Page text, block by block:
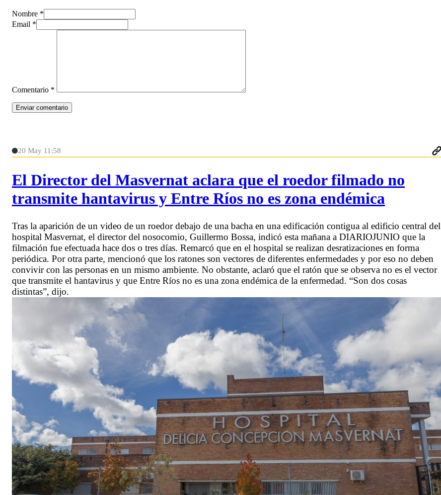
Nombre *
Email *
Comentario *
20 May 11:58
El Director del Masvernat aclara que el roedor filmado no
transmite hantavirus y Entre Ríos no es zona endémica
Tras la aparición de un video de un roedor debajo de una bacha en una edificación contigua al edificio central del
hospital Masvernat, el director del nosocomio, Guillermo Bossa, indicó esta mañana a DIARIOJUNIO que la
filmación fue efectuada hace dos o tres días. Remarcó que en el hospital se realizan desratizaciones en forma
periódica. Por otra parte, mencionó que los ratones son vectores de diferentes enfermedades y por eso no deben
convivir con las personas en un mismo ambiente. No obstante, aclaró que el ratón que se observa no es el vector
que transmite el hantavirus y que Entre Ríos no es una zona endémica de la enfermedad. “Son dos cosas
distintas”, dijo.